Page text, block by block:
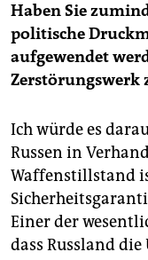
Haben Sie
politische
aufgewendet
Zerstörungswerk
Ich würde es
Russen in
Waffenstillstand
Einer der
dass Russland